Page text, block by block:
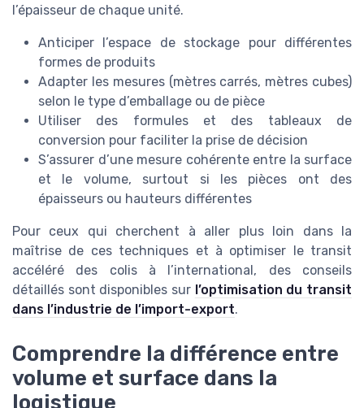
l’épaisseur de chaque unité.
Anticiper l’espace de stockage pour différentes
formes de produits
Adapter les mesures (mètres carrés, mètres cubes)
selon le type d’emballage ou de pièce
Utiliser des formules et des tableaux de
conversion pour faciliter la prise de décision
S’assurer d’une mesure cohérente entre la surface
et le volume, surtout si les pièces ont des
épaisseurs ou hauteurs différentes
Pour ceux qui cherchent à aller plus loin dans la
maîtrise de ces techniques et à optimiser le transit
accéléré des colis à l’international, des conseils
détaillés sont disponibles sur l’optimisation du transit
dans l’industrie de l’import-export.
Comprendre la différence entre
volume et surface dans la
logistique